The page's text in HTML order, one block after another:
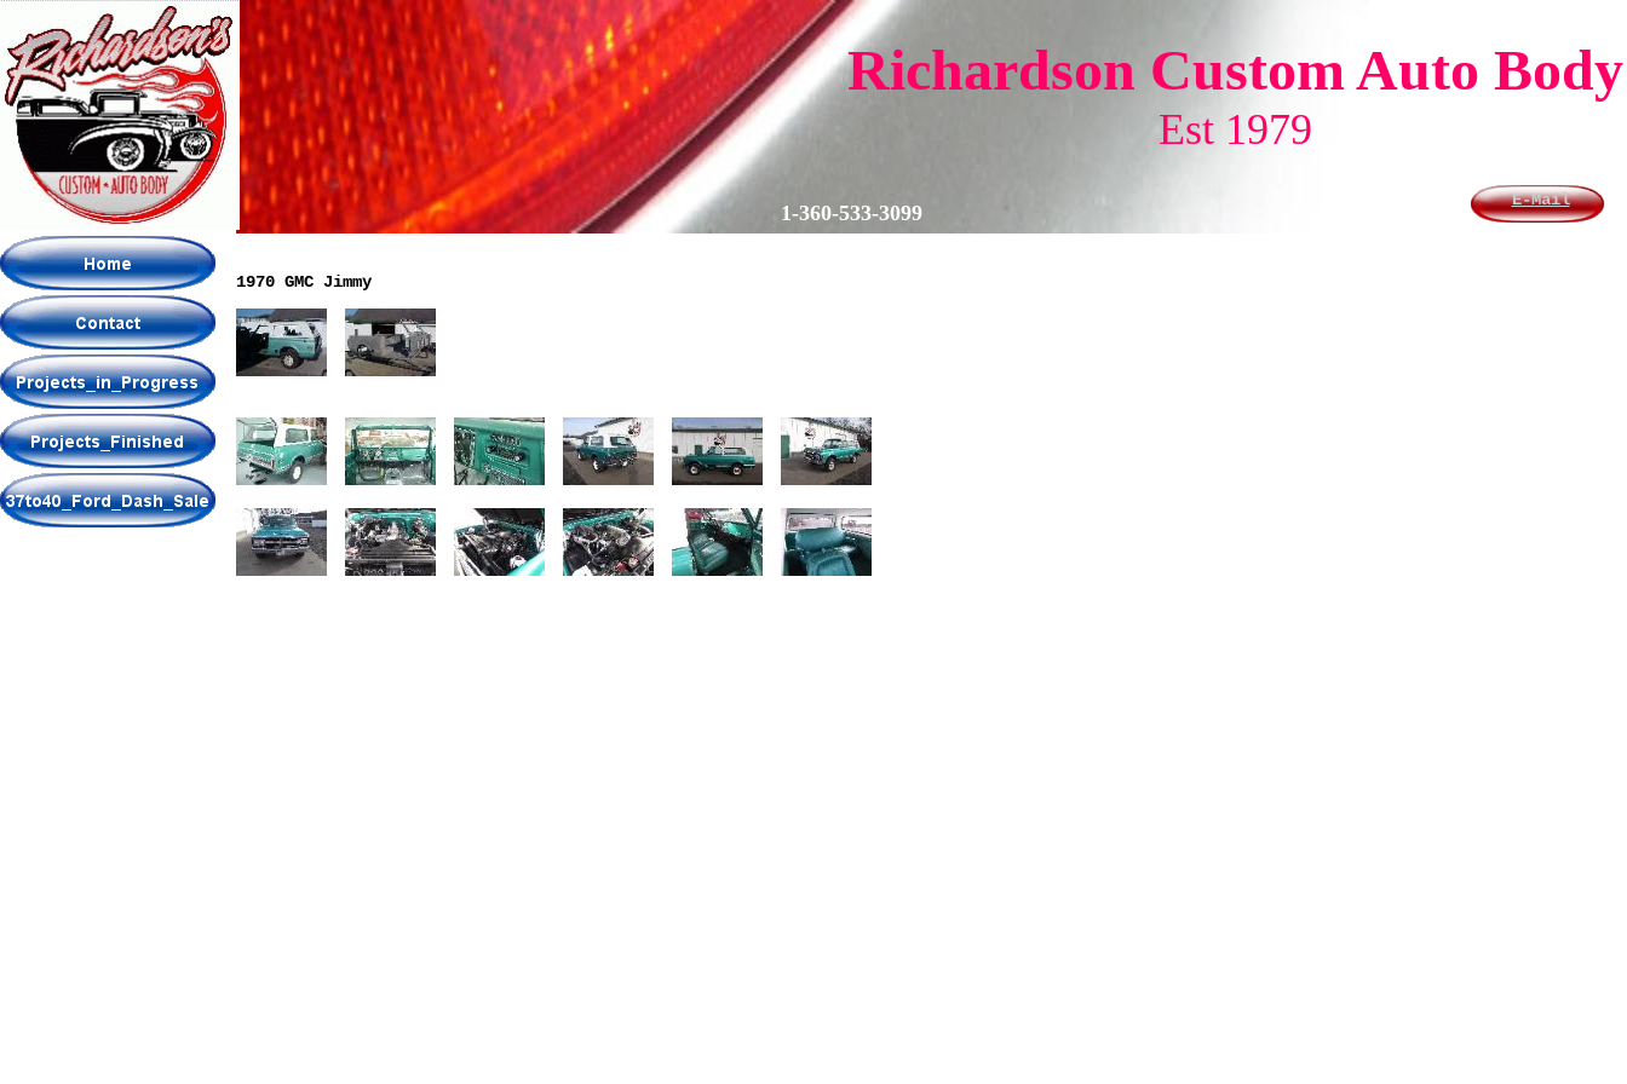
1970 GMC Jimmy
Richardson Custom Auto Body
Est 1979
1-360-533-3099
E-Mail